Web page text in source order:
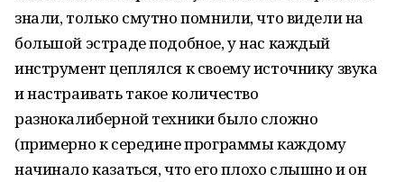
знали, только смутно помнили, что видели на
большой эстраде подобное, у нас каждый
инструмент цеплялся к своему источнику звука
и настраивать такое количество
разнокалиберной техники было сложно
(примерно к середине программы каждому
начинало казаться, что его плохо слышно и он